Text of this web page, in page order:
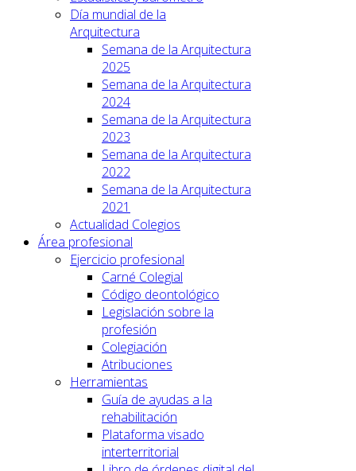
Día mundial de la
Arquitectura
Semana de la Arquitectura
2025
Semana de la Arquitectura
2024
Semana de la Arquitectura
2023
Semana de la Arquitectura
2022
Semana de la Arquitectura
2021
Actualidad Colegios
Área profesional
Ejercicio profesional
Carné Colegial
Código deontológico
Legislación sobre la
profesión
Colegiación
Atribuciones
Herramientas
Guía de ayudas a la
rehabilitación
Plataforma visado
interterritorial